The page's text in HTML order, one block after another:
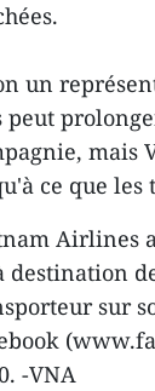
un
peut
mais
ce que
Airlines
destination
sur
-VNA